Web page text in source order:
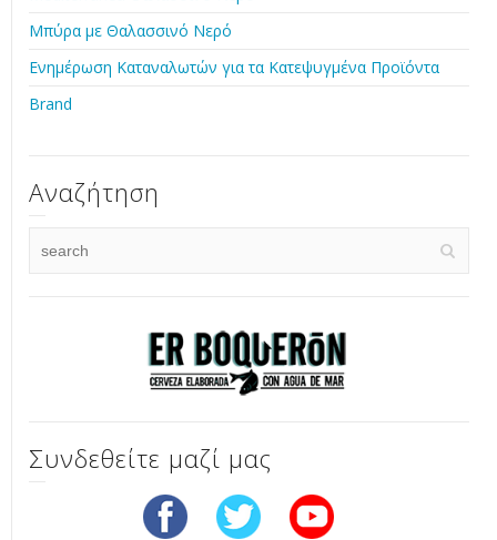
Μπύρα με Θαλασσινό Νερό
Ενημέρωση Καταναλωτών για τα Κατεψυγμένα Προϊόντα
Brand
Αναζήτηση
Συνδεθείτε μαζί μας